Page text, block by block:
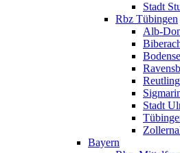
Stadt
Rbz Tübingen
Alb-
Stadt
Bayern